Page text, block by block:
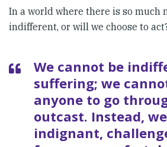
In a world where there is so much
indifferent, or will we choose to
We cannot be
suffering; we
anyone to go
outcast. Instead,
indignant,